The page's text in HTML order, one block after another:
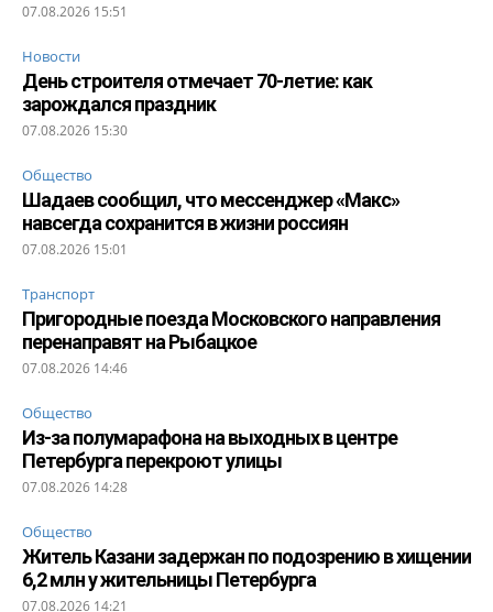
07.08.2026 15:51
Новости
День строителя отмечает 70-летие: как
зарождался праздник
07.08.2026 15:30
Общество
Шадаев сообщил, что мессенджер «Макс»
навсегда сохранится в жизни россиян
07.08.2026 15:01
Транспорт
Пригородные поезда Московского направления
перенаправят на Рыбацкое
07.08.2026 14:46
Общество
Из-за полумарафона на выходных в центре
Петербурга перекроют улицы
07.08.2026 14:28
Общество
Житель Казани задержан по подозрению в хищении
6,2 млн у жительницы Петербурга
07.08.2026 14:21